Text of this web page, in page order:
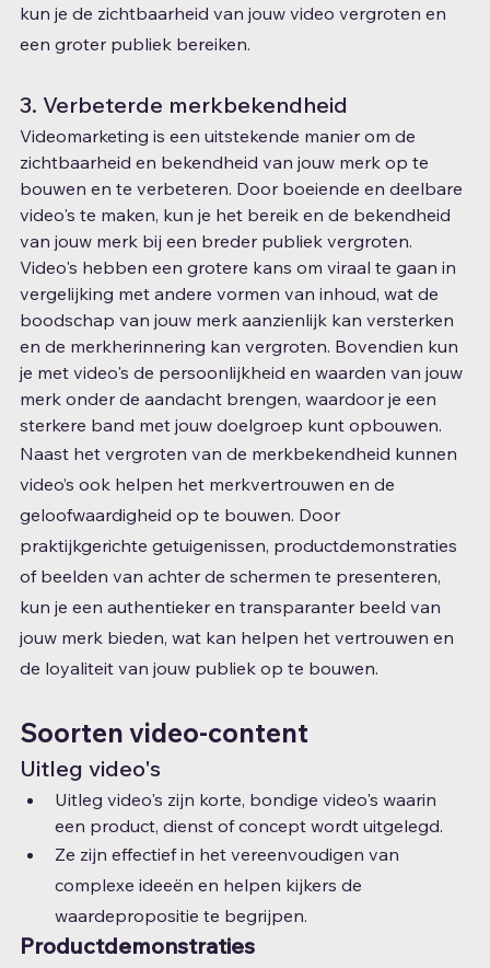
kun je de zichtbaarheid van jouw video vergroten en
een groter publiek bereiken.
3. Verbeterde merkbekendheid
Videomarketing is een uitstekende manier om de
zichtbaarheid en bekendheid van jouw merk op te
bouwen en te verbeteren. Door boeiende en deelbare
video's te maken, kun je het bereik en de bekendheid
van jouw merk bij een breder publiek vergroten.
Video's hebben een grotere kans om viraal te gaan in
vergelijking met andere vormen van inhoud, wat de
boodschap van jouw merk aanzienlijk kan versterken
en de merkherinnering kan vergroten. Bovendien kun
je met video's de persoonlijkheid en waarden van jouw
merk onder de aandacht brengen, waardoor je een
sterkere band met jouw doelgroep kunt opbouwen.
Naast het vergroten van de merkbekendheid kunnen
video’s ook helpen het merkvertrouwen en de
geloofwaardigheid op te bouwen. Door
praktijkgerichte getuigenissen, productdemonstraties
of beelden van achter de schermen te presenteren,
kun je een authentieker en transparanter beeld van
jouw merk bieden, wat kan helpen het vertrouwen en
de loyaliteit van jouw publiek op te bouwen.
Soorten video-content
Uitleg video's
Uitleg video's zijn korte, bondige video's waarin
een product, dienst of concept wordt uitgelegd.
Ze zijn effectief in het vereenvoudigen van
complexe ideeën en helpen kijkers de
waardepropositie te begrijpen.
Productdemonstraties